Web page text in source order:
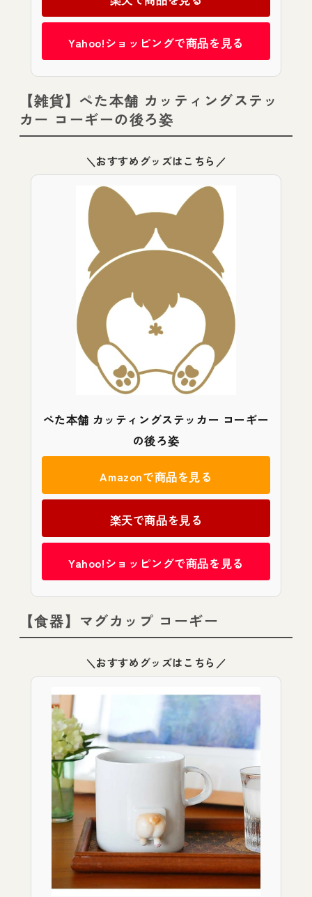
Yahoo!ショッピングで商品を見る
【雑貨】ぺた本舗 カッティングステッ
カー コーギーの後ろ姿
＼おすすめグッズはこちら／
ぺた本舗 カッティングステッカー コーギー
の後ろ姿
Amazonで商品を見る
楽天で商品を見る
Yahoo!ショッピングで商品を見る
【食器】マグカップ コーギー
＼おすすめグッズはこちら／